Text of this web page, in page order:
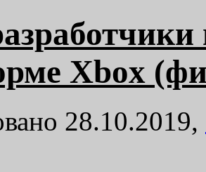
Xbox
28.10.2019,